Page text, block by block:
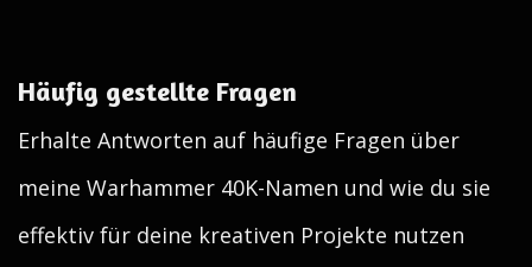
Häufig gestellte Fragen
Erhalte Antworten auf häufige Fragen über
meine Warhammer 40K-Namen und wie du sie
effektiv für deine kreativen Projekte nutzen